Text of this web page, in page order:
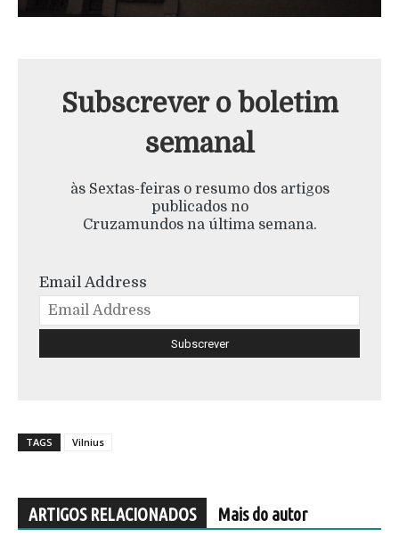
Subscrever o boletim
semanal
às Sextas-feiras o resumo dos artigos
publicados no
Cruzamundos na última semana.
Email Address
TAGS Vilnius
ARTIGOS RELACIONADOS Mais do autor